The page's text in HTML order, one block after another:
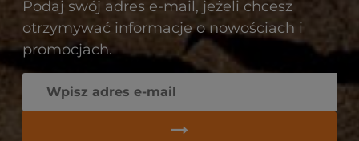
Podaj swój adres e-mail, jeżeli chcesz
otrzymywać informacje o nowościach i
promocjach.